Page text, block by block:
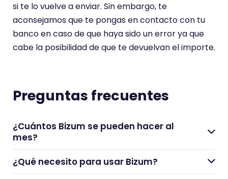
si te lo vuelve a enviar. Sin embargo, te
aconsejamos que te pongas en contacto con tu
banco en caso de que haya sido un error ya que
cabe la posibilidad de que te devuelvan el importe.
Preguntas frecuentes
¿Cuántos Bizum se pueden hacer al
mes?
¿Qué necesito para usar Bizum?